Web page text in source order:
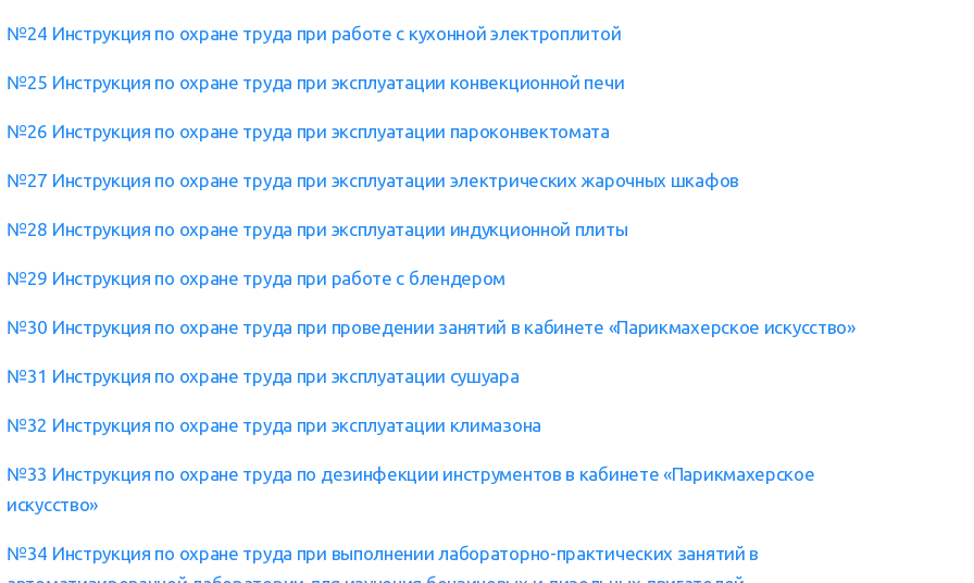
№24 Инструкция по охране труда при работе с кухонной электроплитой
№25 Инструкция по охране труда при эксплуатации конвекционной печи
№26 Инструкция по охране труда при эксплуатации пароконвектомата
№27 Инструкция по охране труда при эксплуатации электрических жарочных шкафов
№28 Инструкция по охране труда при эксплуатации индукционной плиты
№29 Инструкция по охране труда при работе с блендером
№30 Инструкция по охране труда при проведении занятий в кабинете «Парикмахерское искусство»
№31 Инструкция по охране труда при эксплуатации сушуара
№32 Инструкция по охране труда при эксплуатации климазона
№33 Инструкция по охране труда по дезинфекции инструментов в кабинете «Парикмахерское
искусство»
№34 Инструкция по охране труда при выполнении лабораторно-практических занятий в